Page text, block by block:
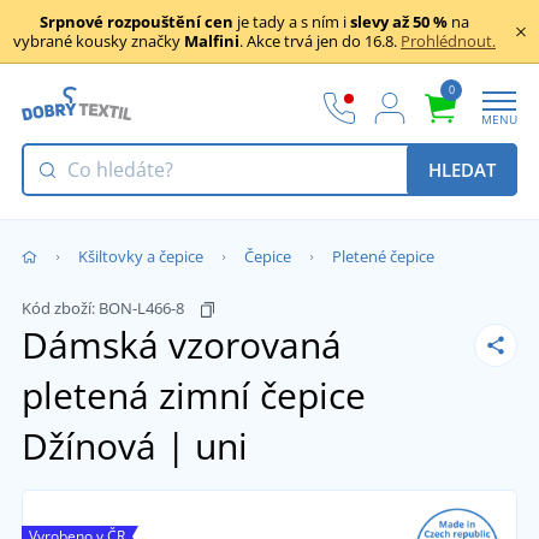
Srpnové rozpouštění cen je tady a s ním islevy až 50 % na
vybrané kousky značky Malfini. Akce trvá jen do 16.8. Prohlédnout.
0
MENU
HLEDAT
Kšiltovky a čepice Čepice Pletené čepice
Kód zboží: BON-L466-8
Dámská vzorovaná
pletená zimní čepice
Džínová | uni